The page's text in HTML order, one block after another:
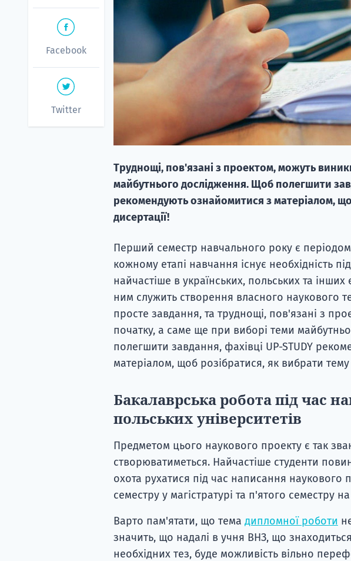
Facebook
Twitter
Труднощі, пов'язані з проектом, можуть
майбутнього дослідження. Щоб полегшити
рекомендують ознайомитися з матеріалом,
дисертації!
Перший семестр навчального року є
кожному етапі навчання існує необхідність
найчастіше в українських, польських та
ним служить створення власного наукового
просте завдання, та труднощі, пов'язані з
початку, а саме ще при виборі теми
полегшити завдання, фахівці UP-STUDY
матеріалом, щоб розібратися, як вибрати тему
Бакалаврська робота під час
польських університетів
Предметом цього наукового проекту є так
створюватиметься. Найчастіше студенти
охота рухатися під час написання наукового
семестру у магістратурі та п'ятого семестру
Варто пам'ятати, що тема дипломної роботи
значить, що надалі в учня ВНЗ, що
необхідних тез, буде можливість вільно